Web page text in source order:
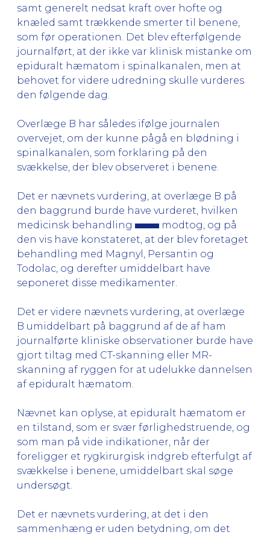
samt generelt nedsat kraft over hofte og
knæled samt trækkende smerter til benene,
som før operationen. Det blev efterfølgende
journalført, at der ikke var klinisk mistanke om
epiduralt hæmatom i spinalkanalen, men at
behovet for videre udredning skulle vurderes
den følgende dag.
Overlæge B har således ifølge journalen
overvejet, om der kunne pågå en blødning i
spinalkanalen, som forklaring på den
svækkelse, der blev observeret i benene.
Det er nævnets vurdering, at overlæge B på
den baggrund burde have vurderet, hvilken
medicinsk behandling
modtog, og på
den vis have konstateret, at der blev foretaget
behandling med Magnyl, Persantin og
Todolac, og derefter umiddelbart have
seponeret disse medikamenter.
Det er videre nævnets vurdering, at overlæge
B umiddelbart på baggrund af de af ham
journalførte kliniske observationer burde have
gjort tiltag med CT-skanning eller MR-
skanning af ryggen for at udelukke dannelsen
af epiduralt hæmatom.
Nævnet kan oplyse, at epiduralt hæmatom er
en tilstand, som er svær førlighedstruende, og
som man på vide indikationer, når der
foreligger et rygkirurgisk indgreb efterfulgt af
svækkelse i benene, umiddelbart skal søge
undersøgt.
Det er nævnets vurdering, at det i den
sammenhæng er uden betydning, om det